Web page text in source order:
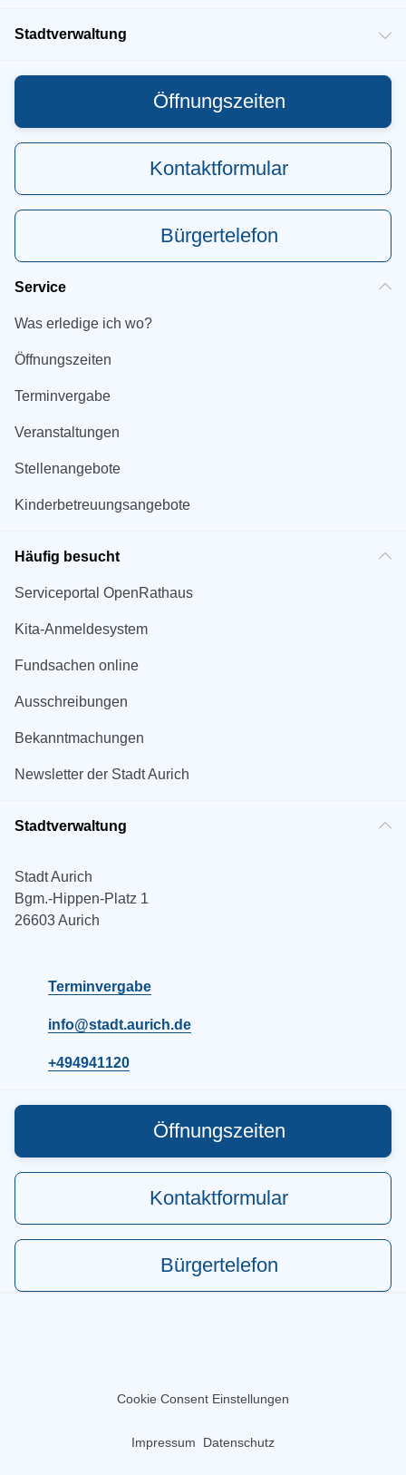
Stadtverwaltung
Öffnungszeiten
Kontaktformular
Bürgertelefon
Service
Was erledige ich wo?
Öffnungszeiten
Terminvergabe
Veranstaltungen
Stellenangebote
Kinderbetreuungsangebote
Häufig besucht
Serviceportal OpenRathaus
Kita-Anmeldesystem
Fundsachen online
Ausschreibungen
Bekanntmachungen
Newsletter der Stadt Aurich
Stadtverwaltung
Stadt Aurich
Bgm.-Hippen-Platz 1
26603 Aurich
Terminvergabe
info@stadt.aurich.de
+494941120
Öffnungszeiten
Kontaktformular
Bürgertelefon
Cookie Consent Einstellungen
Impressum Datenschutz